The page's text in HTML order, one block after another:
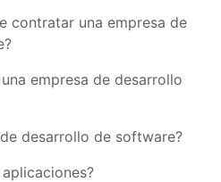
contratar una empresa de
empresa de desarrollo
desarrollo de software?